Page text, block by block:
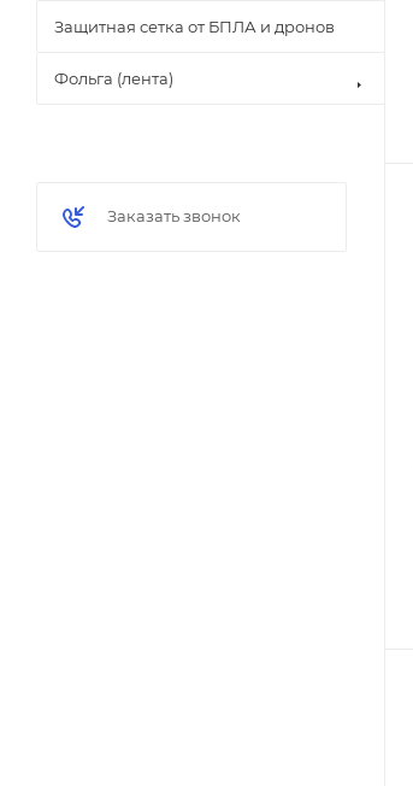
Защитная сетка от БПЛА и дронов
Фольга (лента)
Заказать звонок